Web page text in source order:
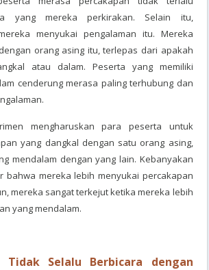
yang mereka perkirakan. Selain itu,
menyukai pengalaman itu. Mereka
orang asing itu, terlepas dari apakah
atau dalam. Peserta yang memiliki
cenderung merasa paling terhubung dan
mengharuskan para peserta untuk
yang dangkal dengan satu orang asing,
mendalam dengan yang lain. Kebanyakan
bahwa mereka lebih menyukai percakapan
mereka sangat terkejut ketika mereka lebih
yang mendalam.
Tidak Selalu Berbicara dengan